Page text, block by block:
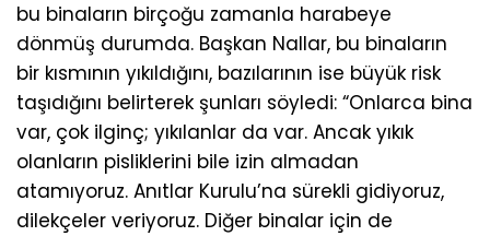
bu binaların birçoğu zamanla harabeye
dönmüş durumda. Başkan Nallar, bu binaların
bir kısmının yıkıldığını, bazılarının ise büyük risk
taşıdığını belirterek şunları söyledi: “Onlarca bina
var, çok ilginç; yıkılanlar da var. Ancak yıkık
olanların pisliklerini bile izin almadan
atamıyoruz. Anıtlar Kurulu’na sürekli gidiyoruz,
dilekçeler veriyoruz. Diğer binalar için de